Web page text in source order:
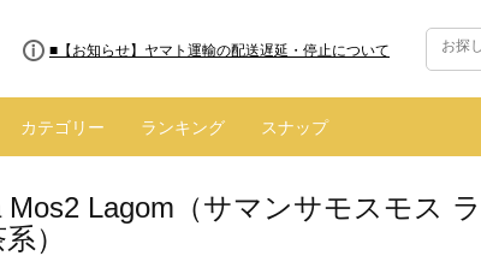
■8/13(木)AM2:00～サイトメンテナンス実施のお知らせ
■【お知らせ】ヤマト運輸の配送遅延・停止について
カテゴリー ランキング スナップ
Mos2 Lagom（サマンサモスモス
）